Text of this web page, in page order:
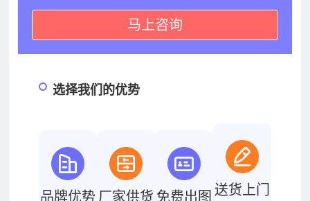
马上咨询
选择我们的优势
品牌优势 厂家供货 免费出图 送货上门